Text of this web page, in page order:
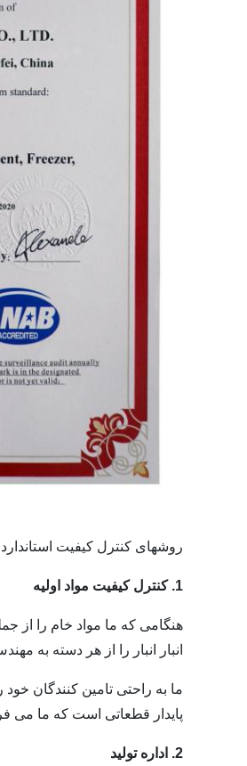
روشهای کنترل کیفیت
1. کنترل کیفیت مواد اولیه
هنگامی که ما مواد خام را از
انبار انبار را از هر دسته به
ما به راحتی تامین کنندگان
پایدار قطعاتی است که ما می
2. اداره تولید